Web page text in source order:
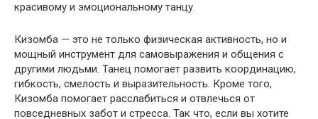
красивому и эмоциональному танцу.
Кизомба — это не только физическая активность, но и
мощный инструмент для самовыражения и общения с
другими людьми. Танец помогает развить координацию,
гибкость, смелость и выразительность. Кроме того,
Кизомба помогает расслабиться и отвлечься от
повседневных забот и стресса. Так что, если вы хотите